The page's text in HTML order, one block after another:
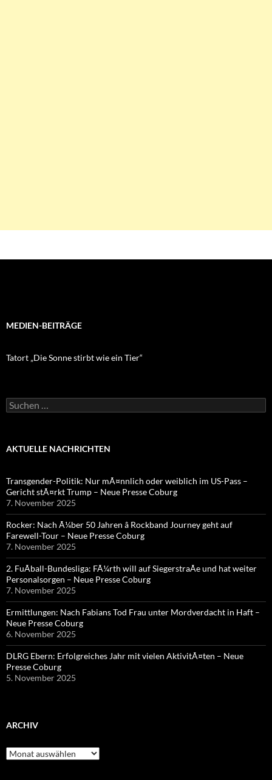
MEDIEN-BEITRÄGE
Tatort „Die Sonne stirbt wie ein Tier“
Suchen
nach:
AKTUELLE NACHRICHTEN
Transgender-Politik: Nur mÃ¤nnlich oder weiblich im US-Pass –
Gericht stÃ¤rkt Trump – Neue Presse Coburg
7. November 2025
Rocker: Nach Ã¼ber 50 Jahren â Rockband Journey geht auf
Farewell-Tour – Neue Presse Coburg
7. November 2025
2. FuÃball-Bundesliga: FÃ¼rth will auf SiegerstraÃe und hat weiter
Personalsorgen – Neue Presse Coburg
7. November 2025
Ermittlungen: Nach Fabians Tod Frau unter Mordverdacht in Haft –
Neue Presse Coburg
6. November 2025
DLRG Ebern: Erfolgreiches Jahr mit vielen AktivitÃ¤ten – Neue
Presse Coburg
5. November 2025
ARCHIV
Archiv